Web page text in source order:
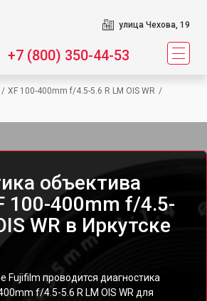
улица Чехова, 19
+7 (800) 350-44-53
/ XF 100-400mm f/4.5-5.6 R LM OIS WR /
объектива
100-400mm f/4.5-
WR в Иркутске
Fujifilm проводится диагностика
f/4.5-5.6 R LM OIS WR для